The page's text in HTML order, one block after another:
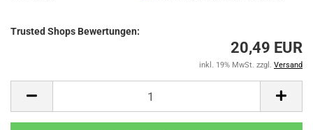
Trusted Shops Bewertungen:
20,49 EUR
inkl. 19% MwSt. zzgl. Versand